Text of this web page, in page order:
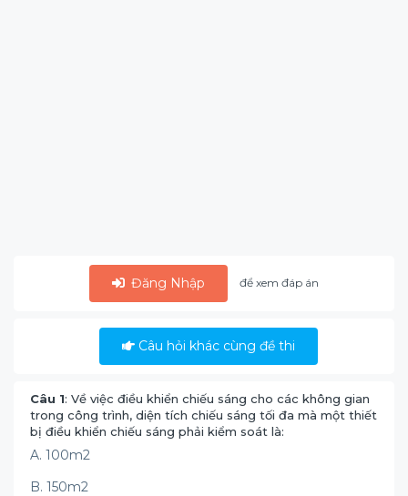
Đăng Nhập để xem đáp án
Câu hỏi khác cùng đề thi
Câu 1: Về việc điều khiển chiếu sáng cho các không gian
trong công trình, diện tích chiếu sáng tối đa mà một thiết
bị điều khiển chiếu sáng phải kiểm soát là:
A. 100m2
B. 150m2